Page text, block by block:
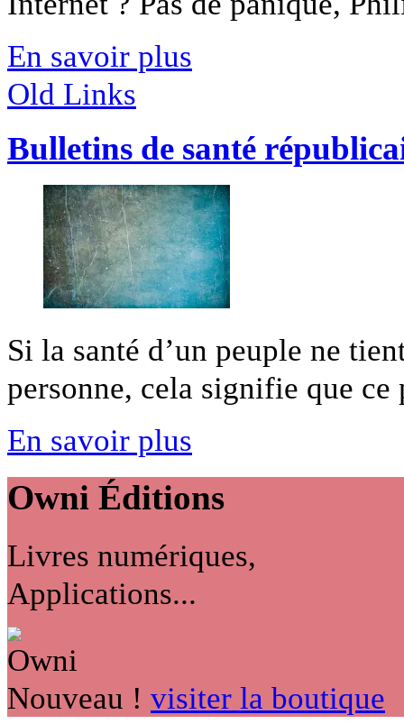
En savoir plus
Old Links
Bulletins de santé
Si la santé d’un peuple ne
personne, cela signifie que ce
En savoir plus
Owni Éditions
Livres numériques,
Applications...
Nouveau ! visiter la boutique